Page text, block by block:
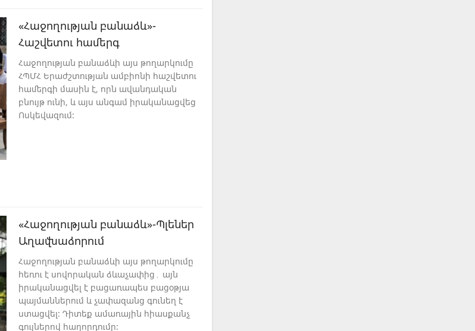
«Հաջողության բանաձև»-
Հաշվետու համերգ
Հաջողության բանաձևի այս թողարկումը
ՀՊՄՀ Երաժշտության ամբիոնի հաշվետու
համերգի մասին է, որն ավանդական
բնույթ ունի, և այս անգամ իրականացվեց
Ոսկեվազում։
«Հաջողության բանաձև»-Պլեներ
Աղավնաձորում
Հաջողության բանաձևի այս թողարկումը
հեռու է սովորական ձևաչափից․ այն
իրականացվել է բացառապես բացօթյա
պայմաններում և չափազանց գունեղ է
ստացվել։ Դիտեք ամառային հիասքանչ
գույներով հաղորդումը։